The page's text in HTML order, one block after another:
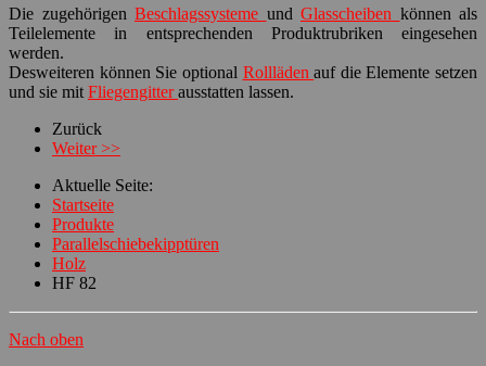
Die zugehörigen Beschlagssysteme und Glasscheiben können als
Teilelemente in entsprechenden Produktrubriken eingesehen
werden.
Desweiteren können Sie optional Rolllädenauf die Elemente setzen
und sie mitFliegengitterausstatten lassen.
Zurück
Weiter >>
Aktuelle Seite:
Startseite
Produkte
Parallelschiebekipptüren
Holz
HF 82
Nach oben